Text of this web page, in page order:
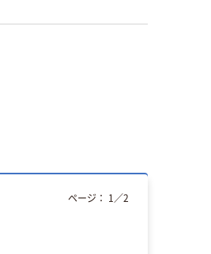
ページ： 1 ／2